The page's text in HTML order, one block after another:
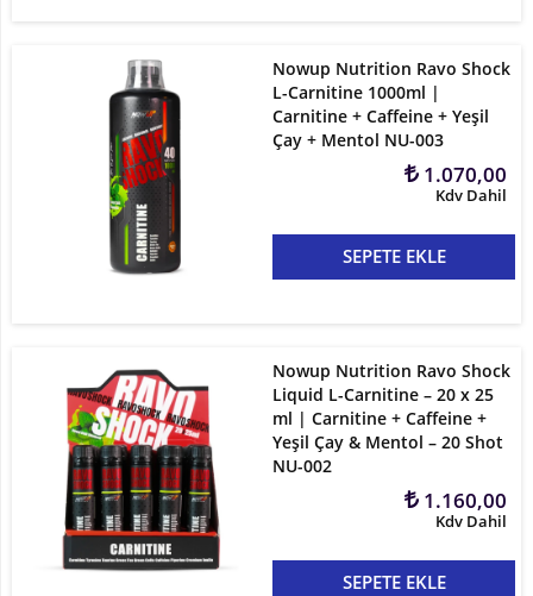
Nowup Nutrition Ravo Shock
L-Carnitine 1000ml |
Carnitine + Caffeine + Yeşil
Çay + Mentol NU-003
1.070,00
Kdv Dahil
SEPETE EKLE
Nowup Nutrition Ravo Shock
Liquid L-Carnitine – 20 x 25
ml | Carnitine + Caffeine +
Yeşil Çay & Mentol – 20 Shot
NU-002
1.160,00
Kdv Dahil
SEPETE EKLE